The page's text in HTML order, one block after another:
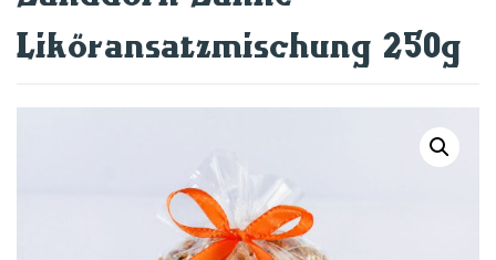
Liköransatzmischung 250g